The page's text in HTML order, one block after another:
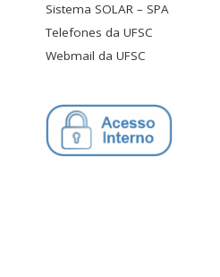
Sistema SOLAR – SPA
Telefones da UFSC
Webmail da UFSC